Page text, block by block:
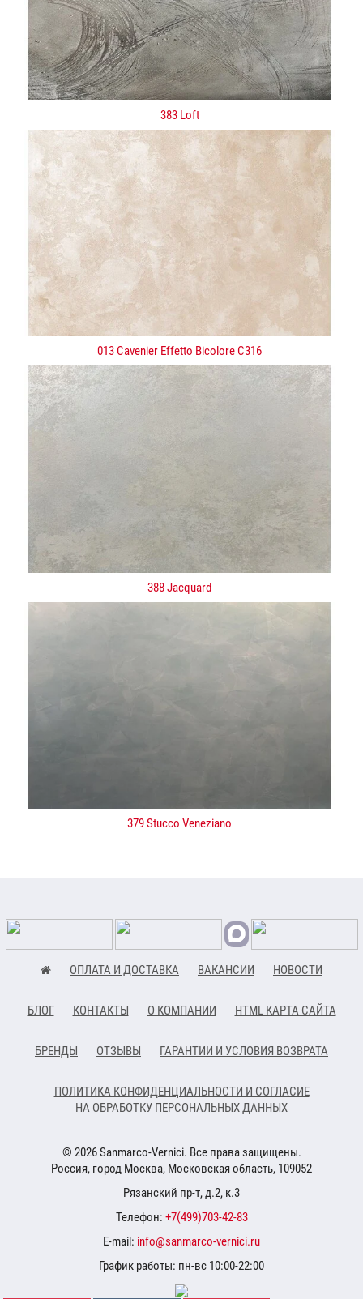
383 Loft
013 Cavenier Effetto Bicolore C316
388 Jacquard
379 Stucco Veneziano
ОПЛАТА И ДОСТАВКА ВАКАНСИИ НОВОСТИ
БЛОГ КОНТАКТЫ О КОМПАНИИ HTML КАРТА САЙТА
БРЕНДЫ ОТЗЫВЫ ГАРАНТИИ И УСЛОВИЯ ВОЗВРАТА
ПОЛИТИКА КОНФИДЕНЦИАЛЬНОСТИ И СОГЛАСИЕ
НА ОБРАБОТКУ ПЕРСОНАЛЬНЫХ ДАННЫХ
© 2026 Sanmarco-Vernici. Все права защищены.
Россия, город Москва, Московская область, 109052
Рязанский пр-т, д.2, к.3
Телефон: +7(499)703-42-83
E-mail: info@sanmarco-vernici.ru
График работы: пн-вс 10:00-22:00